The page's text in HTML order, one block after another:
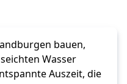
bauen,
Wasser
Auszeit, die